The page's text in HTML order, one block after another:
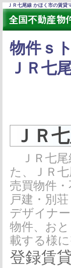
ＪＲ七尾線 かほく市の賃貸
物件ｓ
ＪＲ七
ＪＲ
ＪＲ七尾
た、ＪＲ
売買物件
戸建・別
デザイナ
物件、お
載する様
登録賃